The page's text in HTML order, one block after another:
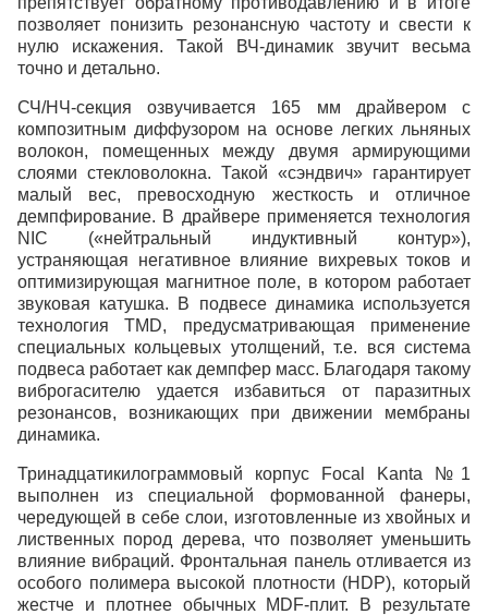
позволяет понизить резонансную частоту и свести к
нулю искажения. Такой ВЧ-динамик звучит весьма
точно и детально.
СЧ/НЧ-секция озвучивается 165 мм драйвером с
композитным диффузором на основе легких льняных
волокон, помещенных между двумя армирующими
слоями стекловолокна. Такой «сэндвич» гарантирует
малый вес, превосходную жесткость и отличное
демпфирование. В драйвере применяется технология
NIC («нейтральный индуктивный контур»),
устраняющая негативное влияние вихревых токов и
оптимизирующая магнитное поле, в котором работает
звуковая катушка. В подвесе динамика используется
технология TMD, предусматривающая применение
специальных кольцевых утолщений, т.е. вся система
подвеса работает как демпфер масс. Благодаря такому
виброгасителю удается избавиться от паразитных
резонансов, возникающих при движении мембраны
динамика.
Тринадцатикилограммовый корпус Focal Kanta №1
выполнен из специальной формованной фанеры,
чередующей в себе слои, изготовленные из хвойных и
лиственных пород дерева, что позволяет уменьшить
влияние вибраций. Фронтальная панель отливается из
особого полимера высокой плотности (HDP), который
жестче и плотнее обычных MDF-плит. В результате